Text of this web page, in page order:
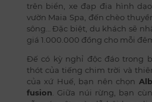
trên biển, xe đạp địa hình
vườn Maia Spa, đến chèo
sông… Đặc biệt, du khách sẽ
giá 1.000.000 đồng cho mỗi
Đế có kỳ nghỉ độc đáo trong
thót của tiếng chim trời và
của xứ Huế, bạn nên chọn
fusion . Giữa núi rừng, bạn